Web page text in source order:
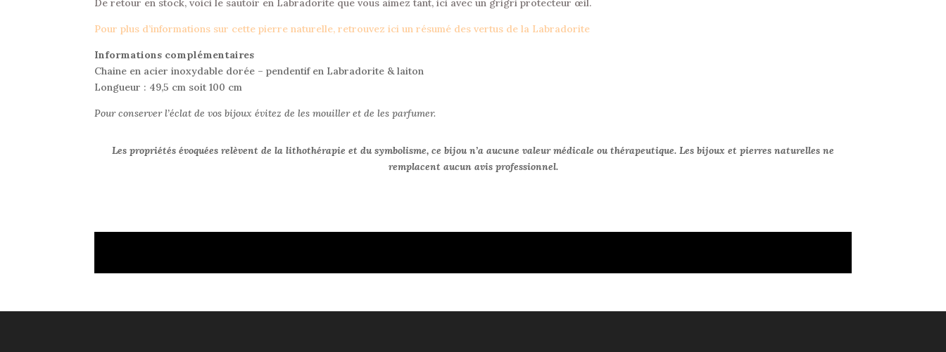
De retour en stock, voici le sautoir en Labradorite que vous aimez tant, ici avec un grigri protecteur œil.
Pour plus d’informations sur cette pierre naturelle, retrouvez ici un résumé des vertus de la Labradorite
Informations complémentaires
Chaine en acier inoxydable dorée – pendentif en Labradorite & laiton
Longueur : 49,5 cm soit 100 cm
Pour conserver l’éclat de vos bijoux évitez de les mouiller et de les parfumer.
Les propriétés évoquées relèvent de la lithothérapie et du symbolisme, ce bijou n’a aucune valeur médicale ou thérapeutique. Les bijoux et pierres naturelles ne
remplacent aucun avis professionnel.